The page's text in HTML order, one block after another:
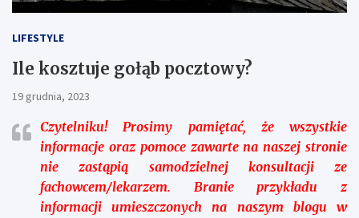
LIFESTYLE
Ile kosztuje gołąb pocztowy?
19 grudnia, 2023
Czytelniku!Prosimy pamiętać, że wszystkie
informacje oraz pomoce zawarte na naszej stronie
nie zastąpią samodzielnej konsultacji ze
fachowcem/lekarzem. Branie przykładu z
informacji umieszczonych na naszym blogu w